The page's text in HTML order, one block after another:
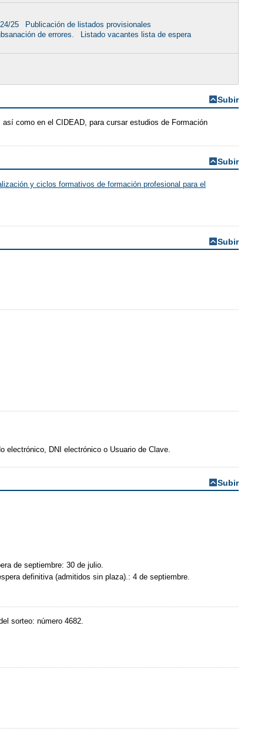
25
Publicación de listados provisionales
de errores.
Listado vacantes lista de espera
Subir
como en el CIDEAD, para cursar estudios de Formación
Subir
y ciclos formativos de formación profesional para el
Subir
DNI electrónico o Usuario de Clave.
Subir
de septiembre: 30 de julio.
definitiva (admitidos sin plaza).: 4 de septiembre.
sorteo: número 4682.